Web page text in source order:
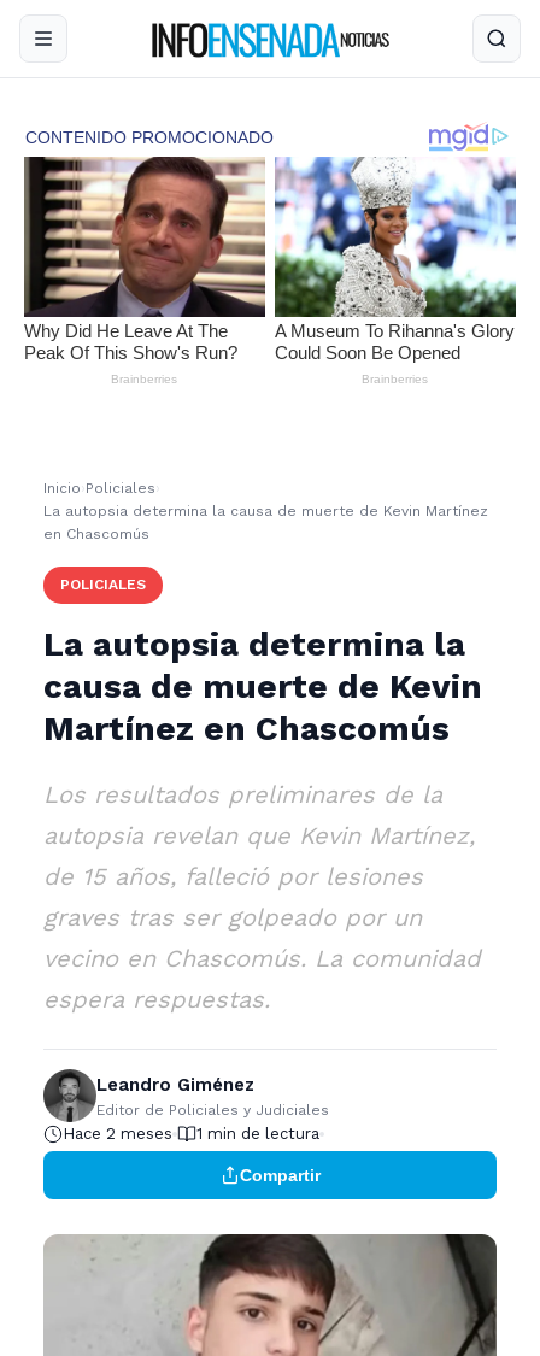
Inicio ›Policiales ›
La autopsia determina la causa de muerte de Kevin Martínez
en Chascomús
POLICIALES
La autopsia determina la
causa de muerte de Kevin
Martínez en Chascomús
Los resultados preliminares de la
autopsia revelan que Kevin Martínez,
de 15 años, falleció por lesiones
graves tras ser golpeado por un
vecino en Chascomús. La comunidad
espera respuestas.
Leandro Giménez
Editor de Policiales y Judiciales
Hace 2 meses 1 min de lectura
Compartir